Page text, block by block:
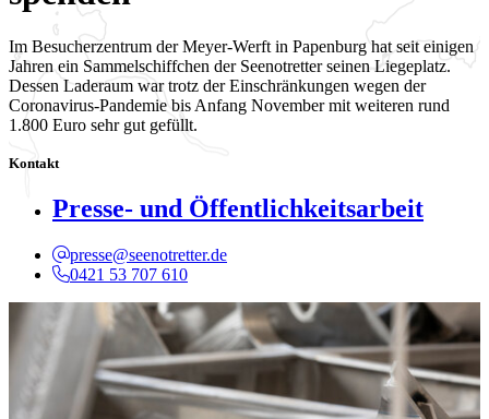
Im Besucherzentrum der Meyer-Werft in Papenburg hat seit einigen
Jahren ein Sammelschiffchen der Seenotretter seinen Liegeplatz.
Dessen Laderaum war trotz der Einschränkungen wegen der
Coronavirus-Pandemie bis Anfang November mit weiteren rund
1.800 Euro sehr gut gefüllt.
Kontakt
Presse- und Öffentlichkeitsarbeit
presse@seenotretter.de
0421 53 707 610